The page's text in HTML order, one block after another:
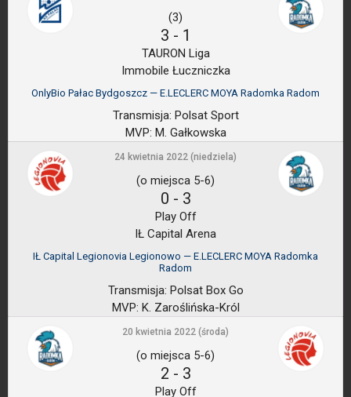
(3)
3 - 1
TAURON Liga
Immobile Łuczniczka
OnlyBio Pałac Bydgoszcz — E.LECLERC MOYA Radomka Radom
Transmisja: Polsat Sport
MVP: M. Gałkowska
24 kwietnia 2022 (niedziela)
(o miejsca 5-6)
0 - 3
Play Off
IŁ Capital Arena
IŁ Capital Legionovia Legionowo — E.LECLERC MOYA Radomka
Radom
Transmisja: Polsat Box Go
MVP: K. Zaroślińska-Król
20 kwietnia 2022 (środa)
(o miejsca 5-6)
2 - 3
Play Off